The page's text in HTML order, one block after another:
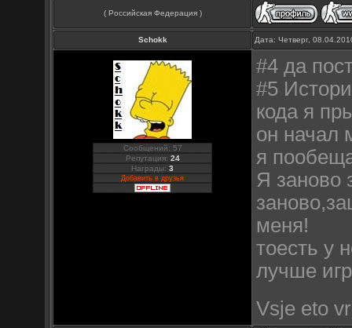
( Российская Федерация )
Schokk Дата: Четверг,
Сообщений: 57
Репутация: 24
Награды:3
Добавить в друзья
#4 да
#5
кода я
он начал
я
Я заново
меня!
тоесть у
лучше
Vsje eto